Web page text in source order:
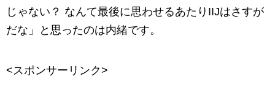
じゃない？ なんて最後に思わせるあたりIIJはさすが
だな」と思ったのは内緒です。
<スポンサーリンク>